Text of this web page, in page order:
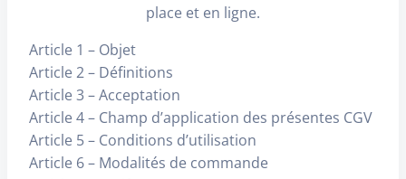
place et en ligne.
Article 1 – Objet
Article 2 – Définitions
Article 3 – Acceptation
Article 4 – Champ d’application des présentes CGV
Article 5 – Conditions d’utilisation
Article 6 – Modalités de commande